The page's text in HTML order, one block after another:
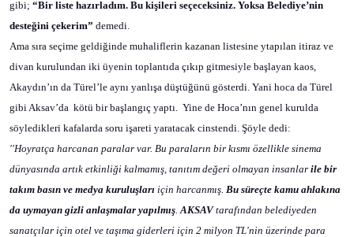
gibi; “Bir liste hazırladım. Bu kişileri seçeceksiniz. Yoksa Belediye’nin
desteğini çekerim” demedi.
Ama sıra seçime geldiğinde muhaliflerin kazanan listesine ytapılan itiraz ve
divan kurulundan iki üyenin toplantıda çıkıp gitmesiyle başlayan kaos,
Akaydın’ın da Türel’le aynı yanlışa düştüğünü gösterdi. Yani hoca da Türel
gibi Aksav’da kötü bir başlangıç yaptı. Yine de Hoca’nın genel kurulda
söyledikleri kafalarda soru işareti yaratacak cinstendi. Şöyle dedi:
''Hoyratça harcanan paralar var. Bu paraların bir kısmı özellikle sinema
dünyasında artık etkinliği kalmamış, tanıtım değeri olmayan insanlar ile bir
takım basın ve medya kuruluşları için harcanmış. Bu süreçte kamu ahlakına
da uymayan gizli anlaşmalar yapılmış.AKSAVtarafından belediyeden
sanatçılar için otel ve taşıma giderleri için 2 milyon TL'nin üzerinde para